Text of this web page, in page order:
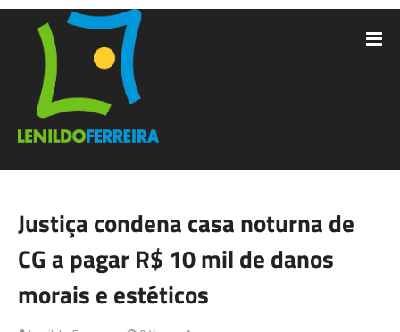
Justiça condena casa noturna de
CG a pagar R$ 10 mil de danos
morais e estéticos